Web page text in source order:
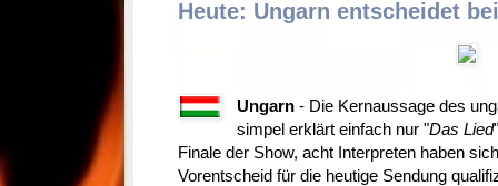
Heute: Ungarn entscheidet
Ungarn - Die Kernaussage des
simpel erklärt einfach nur "Das Lied
Finale der Show, acht Interpreten haben
Vorentscheid für die heutige Sendung